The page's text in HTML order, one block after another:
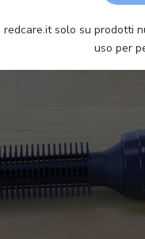
redcare.it solo su prodotti
uso per